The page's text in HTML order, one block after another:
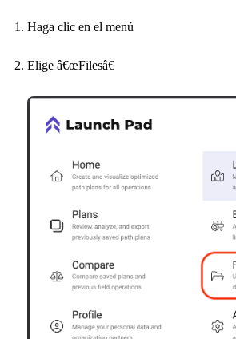
Haga clic en el menú
Elige â€œFilesâ€